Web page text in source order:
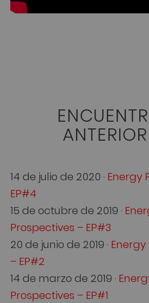
14 de julio de 2020 · Energy
EP#4
15 de octubre de 2019 ·
Prospectives – EP#3
20 de junio de 2019 ·
– EP#2
14 de marzo de 2019 ·
Prospectives – EP#1